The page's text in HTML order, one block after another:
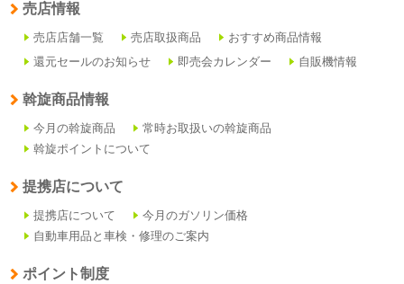
売店情報
売店店舗一覧 売店取扱商品
おすすめ商品情報
還元セールのお知らせ
即売会カレンダー 自販機情報
斡旋商品情報
今月の斡旋商品
常時お取扱いの斡旋商品
斡旋ポイントについて
提携店について
提携店について
今月のガソリン価格
自動車用品と車検・修理のご案内
ポイント制度